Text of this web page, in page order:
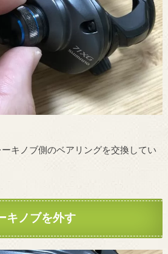
キノブ側のベアリングを交換してい
キノブを外す